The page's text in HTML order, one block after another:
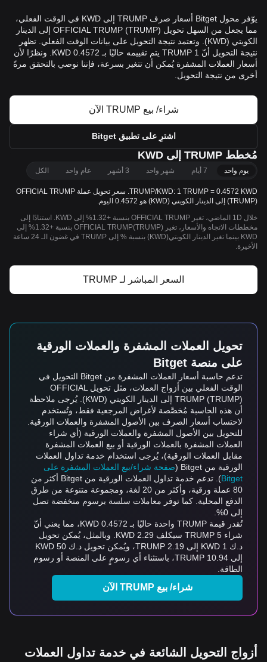
يوّفر محول Bitget أسعار صرف TRUMP إلى KWD في الوقت الفعلي،
مما يجعل من السهل تحويل OFFICIAL TRUMP (TRUMP) إلى الدينار
الكويتي (KWD). وتعتمد نتيجة التحويل على بيانات الوقت الفعلي. تظهر
نتيجة التحويل أنّ 1 TRUMP يتم تقييمه حاليًا بـ 0.4572 KWD. ونظرًا لأن
أسعار العملات المشفرة يُمكن أن تتغير بسرعة، فإننا نوصي بالتحقق مرةً
أخرى من نتيجة التحويل.
شراء/ بيع TRUMP الآن
اشترِ على تطبيق Bitget
مُخطط TRUMP إلى KWD
يوم واحد 7 أيام شهر واحد 3 أشهر عام واحد الكل
TRUMP/KWD: 1 TRUMP = 0.4572 KWD. سعر تحويل عملة OFFICIAL TRUMP
(TRUMP) إلى الدينار الكويتي (KWD) هو 0.4572 اليوم.
خلال 1D الماضي، تغير OFFICIAL TRUMP بنسبة +1.32% إلى KWD. استنادًا إلى
مخططات الاتجاه والأسعار، تغير OFFICIAL TRUMP(TRUMP) بنسبة +1.32% إلى
KWD بينما تغير الدينار الكويتي(KWD) بنسبة % إلى TRUMP في غضون الـ 24 ساعة
الأخيرة.
السعر المباشر لـ TRUMP
تحويل العملات المشفرة والعملات الورقية
على منصة Bitget
تدعم حاسبة أسعار العملات المشفرة من Bitget التحويل في
الوقت الفعلي بين أزواج العملات، مثل تحويل OFFICIAL
TRUMP (TRUMP) إلى الدينار الكويتي (KWD). يُرجى ملاحظة
أن هذه الحاسبة مُخصَّصة لأغراض المرجعية فقط، وتُستخدم
لاحتساب أسعار الصرف بين الأصول المشفرة والعملات الورقية.
للتحويل بين الأصول المشفرة والعملات الورقية (أي شراء
العملات المشفرة بالعملات الورقية أو بيع العملات المشفرة
مقابل العملات الورقية)، يُرجى استخدام خدمة تداول العملات
الورقية من Bitget (
صفحة شراء/بيع العملات المشفرة على
Bitget
). تدعم خدمة تداول العملات الورقية من Bitget أكثر من
80 عملة ورقية، وأكثر من 20 لغة، ومجموعة متنوعة من طرق
الدفع المحلية. كما توفر معاملات سلسة برسوم منخفضة تصل
إلى 0%.
تُقدر قيمة TRUMP واحدة حاليًا بـ 0.4572 KWD، مما يعني أنّ
شراء 5 TRUMP سيكلف 2.29 KWD. وبالمثل، يُمكن تحويل
د.ك 1 KWD إلى 2.19 TRUMP، ويُمكن تحويل د.ك 50 KWD
إلى 10.94 TRUMP، باستثناء أي رسومٍ على المنصة أو رسوم
الطاقة.
شراء/ بيع TRUMP الآن
أزواج التحويل الشائعة في خدمة تداول العملات